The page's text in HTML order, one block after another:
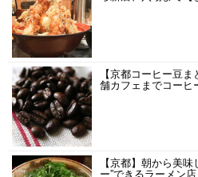
【京都コーヒー豆
舗カフェまでコーヒ
【京都】朝から美
ー”できるラーメン店